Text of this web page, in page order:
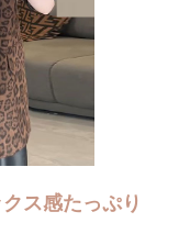
ス感たっぷり